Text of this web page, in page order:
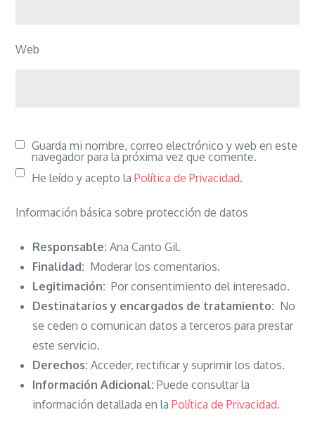
Web
Guarda mi nombre, correo electrónico y web en este
navegador para la próxima vez que comente.
He leído y acepto laPolítica de Privacidad.
Información básica sobre protección de datos
Responsable: Ana Canto Gil.
Finalidad: Moderar los comentarios.
Legitimación: Por consentimiento del interesado.
Destinatarios y encargados de tratamiento: No
se ceden o comunican datos a terceros para prestar
este servicio.
Derechos: Acceder, rectificar y suprimir los datos.
Información Adicional: Puede consultar la
información detallada en laPolítica de Privacidad.